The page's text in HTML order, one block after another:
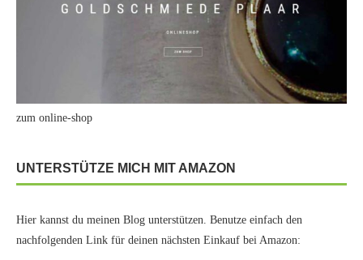
zum online-shop
UNTERSTÜTZE MICH MIT AMAZON
Hier kannst du meinen Blog unterstützen. Benutze einfach den
nachfolgenden Link für deinen nächsten Einkauf bei Amazon: